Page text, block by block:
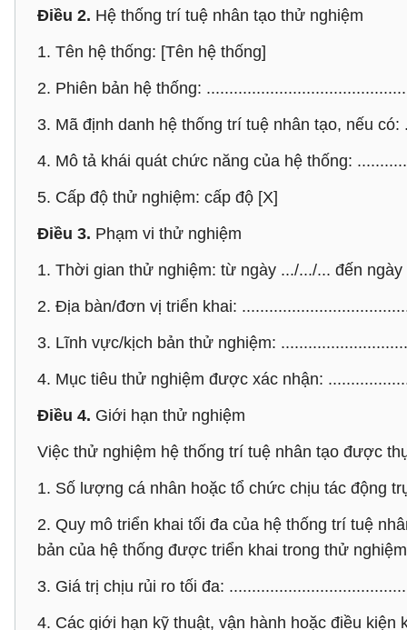
Điều 2. Hệ thống trí tuệ nhân tạo thử nghiệm
1. Tên hệ thống: [Tên hệ thống]
2. Phiên bản hệ thống:
3. Mã định danh hệ thống trí tuệ nhân tạo, nếu có:
4. Mô tả khái quát chức năng của hệ thống:
5. Cấp độ thử nghiệm: cấp độ [X]
Điều 3. Phạm vi thử nghiệm
1. Thời gian thử nghiệm: từ ngày .../.../... đến ngày
2. Địa bàn/đơn vị triển khai:
3. Lĩnh vực/kịch bản thử nghiệm:
4. Mục tiêu thử nghiệm được xác nhận:
Điều 4. Giới hạn thử nghiệm
Việc thử nghiệm hệ thống trí tuệ nhân tạo được
1. Số lượng cá nhân hoặc tổ chức chịu tác động
2. Quy mô triển khai tối đa của hệ thống trí tuệ
bản của hệ thống được triển khai trong thử
3. Giá trị chịu rủi ro tối đa: .......................................
4. Các giới hạn kỹ thuật, vận hành hoặc điều kiện